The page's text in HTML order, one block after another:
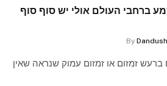
ברחבי העולם אולי יש סוף סוף
By
זמזום או זמזום עמוק שנראה שאין